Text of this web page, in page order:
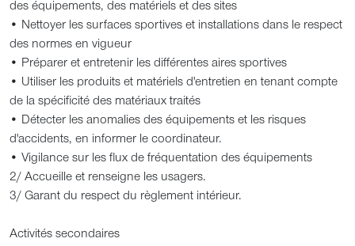
des équipements, des matériels et des sites
• Nettoyer les surfaces sportives et installations dans le respect
des normes en vigueur
• Préparer et entretenir les différentes aires sportives
• Utiliser les produits et matériels d'entretien en tenant compte
de la spécificité des matériaux traités
• Détecter les anomalies des équipements et les risques
d'accidents, en informer le coordinateur.
• Vigilance sur les flux de fréquentation des équipements
2/ Accueille et renseigne les usagers.
3/ Garant du respect du règlement intérieur.
Activités secondaires